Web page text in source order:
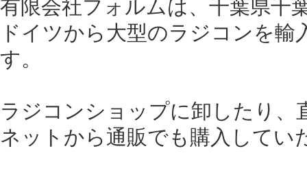
有限会社フォルムは、千葉県千
ドイツから大型のラジコンを
す。
ラジコンショップに卸したり、
ネットから通販でも購入してい